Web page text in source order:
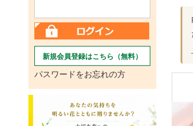
新規会員登録はこちら（無料）
パスワードをお忘れの方